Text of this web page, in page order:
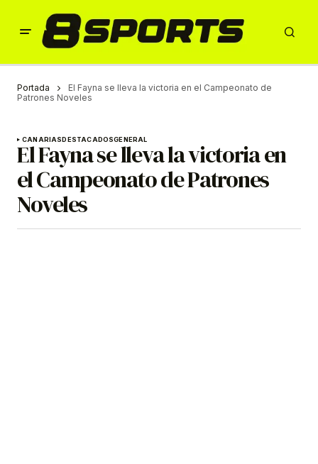
Portada
El Fayna se lleva la victoria en el Campeonato de
Patrones Noveles
CANARIASDESTACADOSGENERAL
El Fayna se lleva la victoria en
el Campeonato de Patrones
Noveles